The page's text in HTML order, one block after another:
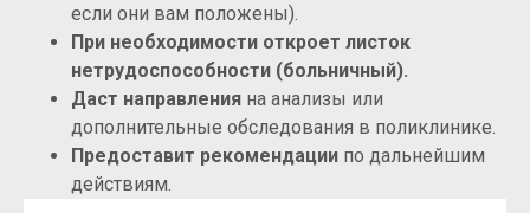
если они вам положены).
При необходимости откроет листок
нетрудоспособности (больничный).
Даст направления на анализы или
дополнительные обследования в поликлинике.
Предоставит рекомендации по дальнейшим
действиям.